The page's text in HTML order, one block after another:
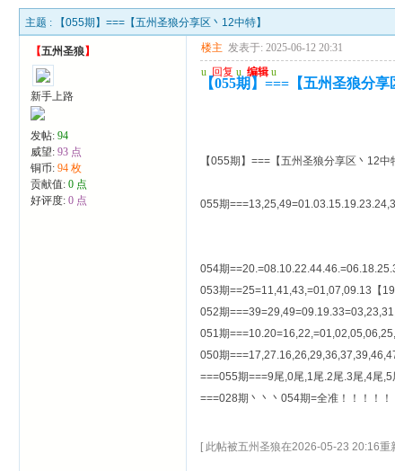
主题 : 【055期】===【五州圣狼分享区丶12中特】
【五州圣狼】
新手上路
发帖:94
威望:93 点
铜币:94 枚
贡献值:0 点
好评度:0 点
楼主 发表于: 2025-06-12 20:31
u 回复 u 编辑 u
【055期】===【五州圣狼分享
【055期】===【五州圣狼分享区丶12中
055期
054期
053期==25=11,41,43,=01,07,09.13【
052期
051期
050期
===055期===9尾,0尾,1尾.2尾.3尾,4尾,5
===028期丶丶丶054期=全准！！！！！
[ 此帖被五州圣狼在2026-05-23 20:16重